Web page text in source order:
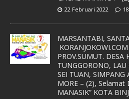
22 Februari 2022 18
MARSANTABI,
PROV.SUMUT. DESA
TUNGGORONO, LAU
SEI TUAN,
MORE – (2), Selamat
MANASIK” KOTA